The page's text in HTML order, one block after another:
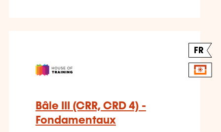
FR
Bâle III (CRR, CRD 4) -
Fondamentaux